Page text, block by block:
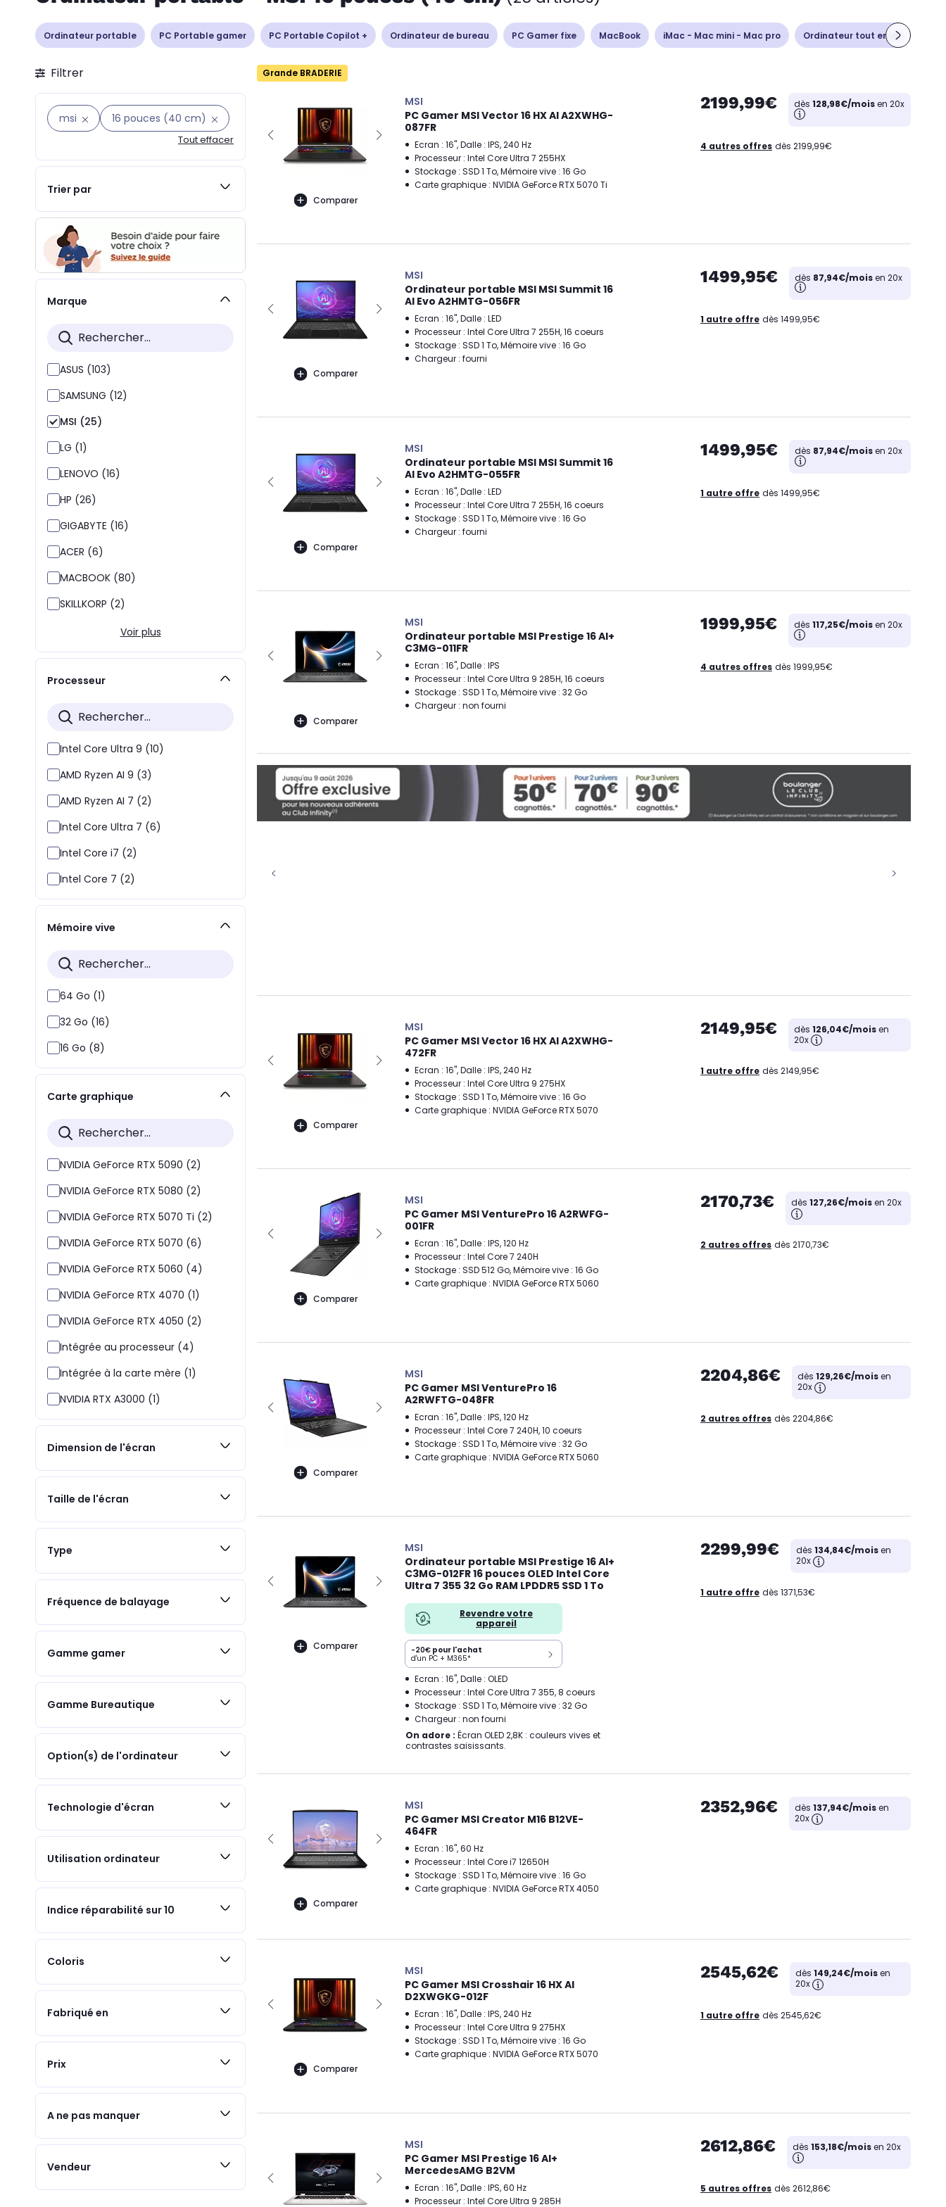
Ordinateur portable PC Portable gamer PC Portable Copilot + Ordinateur de bureau PC Gamer fixe MacBook iMac - Mac mini - Mac pro Ordinateur tout en un
Filtrer
msi 16 pouces (40 cm)
Tout effacer
Trier par
Marque
ASUS (103)
SAMSUNG (12)
MSI (25)
LG (1)
LENOVO (16)
HP (26)
GIGABYTE (16)
ACER (6)
MACBOOK (80)
SKILLKORP (2)
Voir plus
Processeur
Intel Core Ultra 9 (10)
AMD Ryzen AI 9 (3)
AMD Ryzen AI 7 (2)
Intel Core Ultra 7 (6)
Intel Core i7 (2)
Intel Core 7 (2)
Mémoire vive
64 Go (1)
32 Go (16)
16 Go (8)
Carte graphique
NVIDIA GeForce RTX 5090 (2)
NVIDIA GeForce RTX 5080 (2)
NVIDIA GeForce RTX 5070 Ti (2)
NVIDIA GeForce RTX 5070 (6)
NVIDIA GeForce RTX 5060 (4)
NVIDIA GeForce RTX 4070 (1)
NVIDIA GeForce RTX 4050 (2)
Intégrée au processeur (4)
Intégrée à la carte mère (1)
NVIDIA RTX A3000 (1)
Dimension de l'écran
Taille de l'écran
Type
Fréquence de balayage
Gamme gamer
Gamme Bureautique
Option(s) de l'ordinateur
Technologie d'écran
Utilisation ordinateur
Indice réparabilité sur 10
Coloris
Fabriqué en
Prix
A ne pas manquer
Vendeur
Grande BRADERIE
Comparer
MSI
PC Gamer MSI Vector 16 HX AI A2XWHG-
087FR
Ecran : 16", Dalle : IPS, 240 Hz
Processeur : Intel Core Ultra 7 255HX
Stockage : SSD 1 To, Mémoire vive : 16 Go
Carte graphique : NVIDIA GeForce RTX 5070 Ti
2199,99€ dès 128,98€/moisen 20x
4 autres offres dès 2199,99€
Comparer
MSI
Ordinateur portable MSI MSI Summit 16
AI Evo A2HMTG-056FR
Ecran : 16", Dalle : LED
Processeur : Intel Core Ultra 7 255H, 16 coeurs
Stockage : SSD 1 To, Mémoire vive : 16 Go
Chargeur : fourni
1499,95€ dès 87,94€/moisen 20x
1 autre offre dès 1499,95€
Comparer
MSI
Ordinateur portable MSI MSI Summit 16
AI Evo A2HMTG-055FR
Ecran : 16", Dalle : LED
Processeur : Intel Core Ultra 7 255H, 16 coeurs
Stockage : SSD 1 To, Mémoire vive : 16 Go
Chargeur : fourni
1499,95€ dès 87,94€/moisen 20x
1 autre offre dès 1499,95€
Comparer
MSI
Ordinateur portable MSI Prestige 16 AI+
C3MG-011FR
Ecran : 16", Dalle : IPS
Processeur : Intel Core Ultra 9 285H, 16 coeurs
Stockage : SSD 1 To, Mémoire vive : 32 Go
Chargeur : non fourni
1999,95€ dès 117,25€/moisen 20x
4 autres offres dès 1999,95€
Comparer
MSI
PC Gamer MSI Vector 16 HX AI A2XWHG-
472FR
Ecran : 16", Dalle : IPS, 240 Hz
Processeur : Intel Core Ultra 9 275HX
Stockage : SSD 1 To, Mémoire vive : 16 Go
Carte graphique : NVIDIA GeForce RTX 5070
2149,95€ dès 126,04€/moisen
20x
1 autre offre dès 2149,95€
Comparer
MSI
PC Gamer MSI VenturePro 16 A2RWFG-
001FR
Ecran : 16", Dalle : IPS, 120 Hz
Processeur : Intel Core 7 240H
Stockage : SSD 512 Go, Mémoire vive : 16 Go
Carte graphique : NVIDIA GeForce RTX 5060
2170,73€ dès 127,26€/moisen 20x
2 autres offres dès 2170,73€
Comparer
MSI
PC Gamer MSI VenturePro 16
A2RWFTG-048FR
Ecran : 16", Dalle : IPS, 120 Hz
Processeur : Intel Core 7 240H, 10 coeurs
Stockage : SSD 1 To, Mémoire vive : 32 Go
Carte graphique : NVIDIA GeForce RTX 5060
2204,86€ dès 129,26€/moisen
20x
2 autres offres dès 2204,86€
Comparer
MSI
Ordinateur portable MSI Prestige 16 AI+
C3MG-012FR 16 pouces OLED Intel Core
Ultra 7 355 32 Go RAM LPDDR5 SSD 1 To
Revendre votre
appareil
-20€ pour l'achat
d'un PC + M365*
Ecran : 16", Dalle : OLED
Processeur : Intel Core Ultra 7 355, 8 coeurs
Stockage : SSD 1 To, Mémoire vive : 32 Go
Chargeur : non fourni
On adore : Écran OLED 2,8K : couleurs vives et
contrastes saisissants.
2299,99€ dès 134,84€/moisen
20x
1 autre offre dès 1371,53€
Comparer
MSI
PC Gamer MSI Creator M16 B12VE-
464FR
Ecran : 16", 60 Hz
Processeur : Intel Core i7 12650H
Stockage : SSD 1 To, Mémoire vive : 16 Go
Carte graphique : NVIDIA GeForce RTX 4050
2352,96€ dès 137,94€/moisen
20x
Comparer
MSI
PC Gamer MSI Crosshair 16 HX AI
D2XWGKG-012F
Ecran : 16", Dalle : IPS, 240 Hz
Processeur : Intel Core Ultra 9 275HX
Stockage : SSD 1 To, Mémoire vive : 16 Go
Carte graphique : NVIDIA GeForce RTX 5070
2545,62€ dès 149,24€/moisen
20x
1 autre offre dès 2545,62€
MSI
PC Gamer MSI Prestige 16 AI+
MercedesAMG B2VM
Ecran : 16", Dalle : IPS, 60 Hz
Processeur : Intel Core Ultra 9 285H
2612,86€ dès 153,18€/moisen 20x
5 autres offres dès 2612,86€